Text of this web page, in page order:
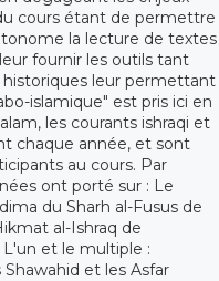
cours étant de permettre
la lecture de textes
fournir les outils tant
leur permettant
islamique" est pris ici en
les courants ishraqi et
chaque année, et sont
au cours. Par
ont porté sur : Le
du Sharh al-Fusus de
al-Ishraq de
et le multiple :
et les Asfar